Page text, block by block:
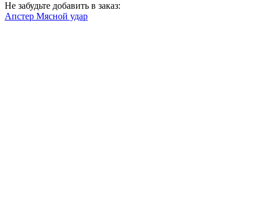
Не забудьте добавить в заказ:
Апстер Мясной удар